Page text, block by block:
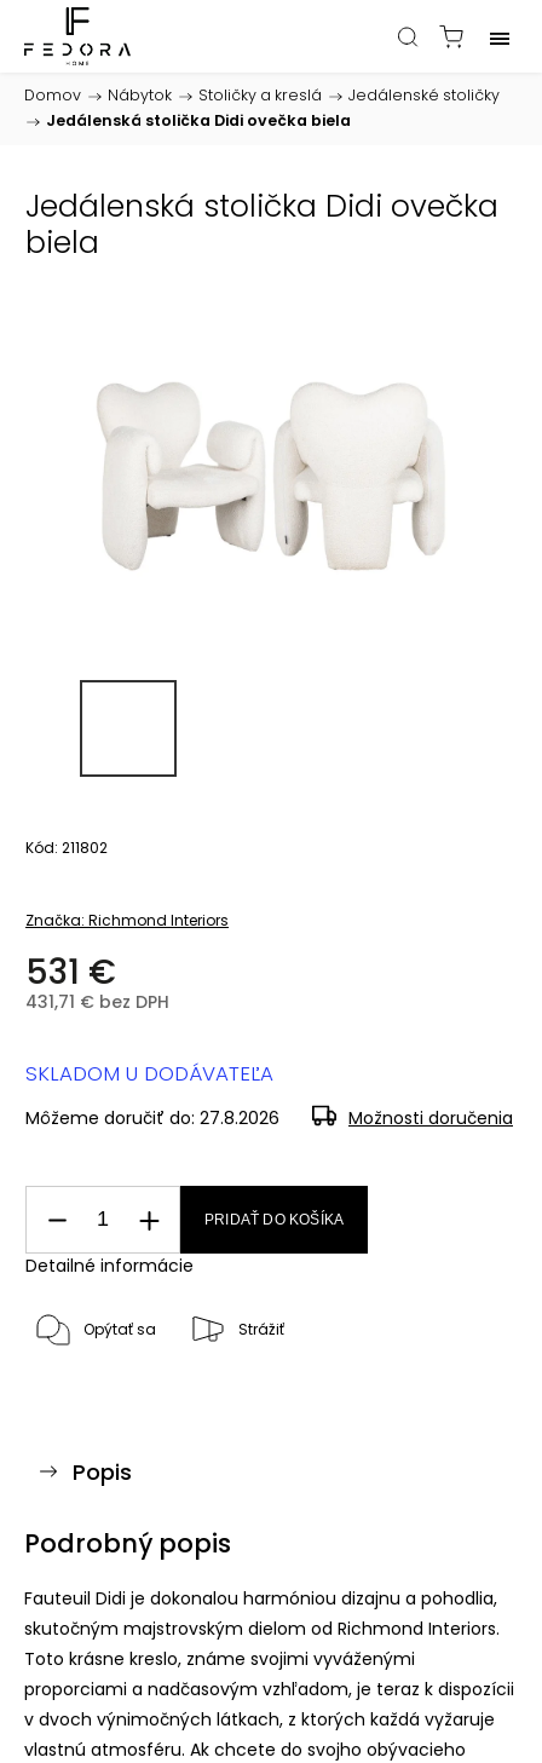
Domov / Nábytok / Stoličky a kreslá /
Jedálenské stoličky
/
Jedálenská stolička Didi ovečka biela
Jedálenská stolička Didi ovečka
biela
Kód: 211802
Značka: Richmond Interiors
531 €
431,71 € bez DPH
SKLADOM U DODÁVATEĽA
Môžeme doručiť do: 27.8.2026 Možnosti doručenia
PRIDAŤ DO KOŠÍKA
Detailné informácie
Opýtať sa Strážiť
Popis
Podrobný popis
Fauteuil Didi je dokonalou harmóniou dizajnu a pohodlia,
skutočným majstrovským dielom od Richmond Interiors.
Toto krásne kreslo, známe svojimi vyváženými
proporciami a nadčasovým vzhľadom, je teraz k dispozícii
v dvoch výnimočných látkach, z ktorých každá vyžaruje
vlastnú atmosféru. Ak chcete do svojho obývacieho